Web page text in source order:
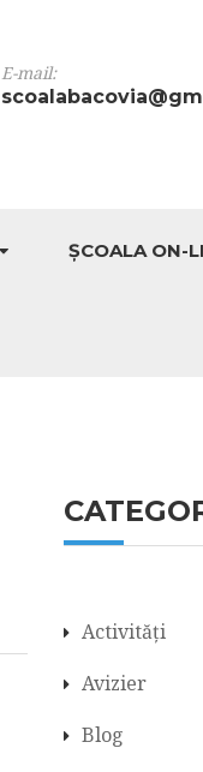
E-mail:
ȘCOALA ON-
Activități
Avizier
Blog